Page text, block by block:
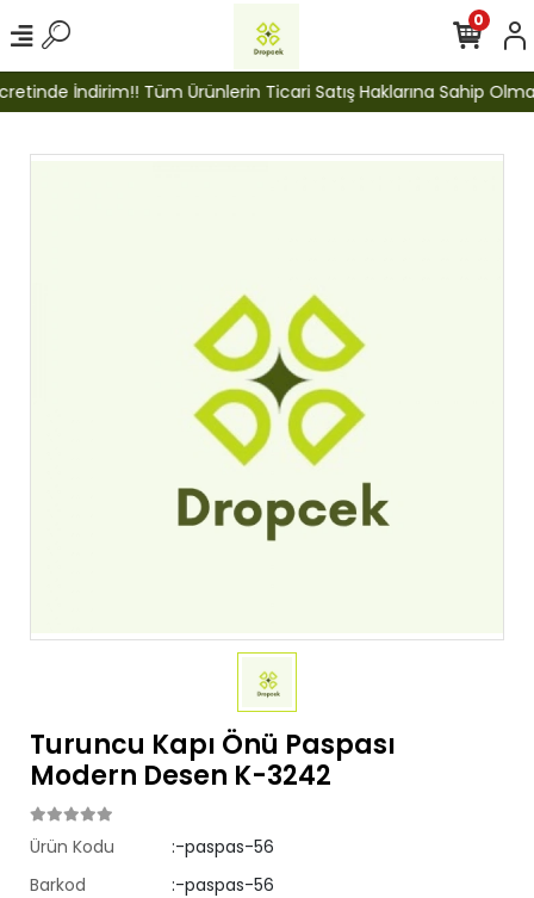
İndirim!! Tüm Ürünlerin Ticari Satış Haklarına Sahip
0
Turuncu Kapı Önü Paspası
Modern Desen K-3242
Ürün Kodu
:-paspas-56
Barkod
:-paspas-56